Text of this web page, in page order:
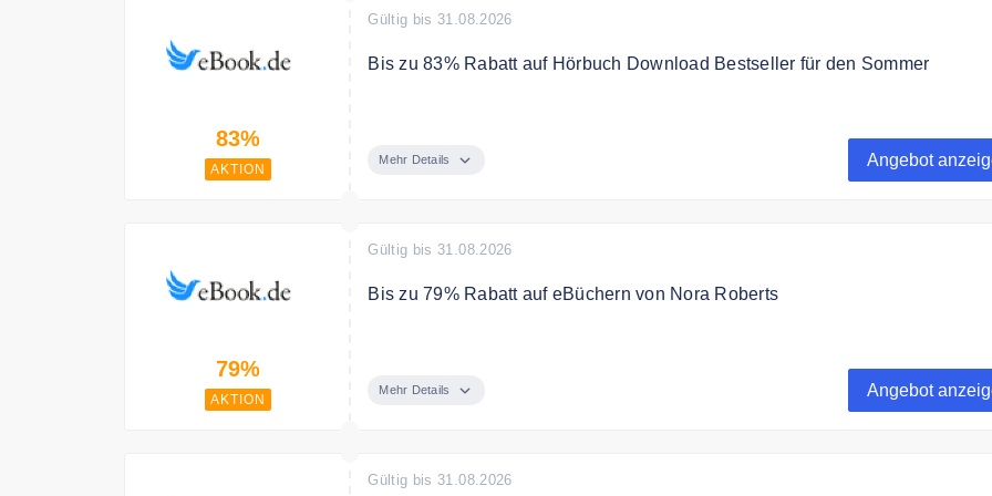
83%
AKTION
Gültig bis 31.08.2026
Bis zu 83% Rabatt auf Hörbuch Download Bestseller für den Sommer
Mehr Details Angebot
79%
AKTION
Gültig bis 31.08.2026
Bis zu 79% Rabatt auf eBüchern von Nora Roberts
Bedingungen
Der gebundene Preis dieses Artikels wird nach Ablauf des auf der
Mehr Details Angebot
Gültig bis 31.08.2026